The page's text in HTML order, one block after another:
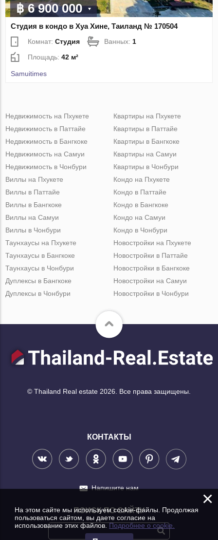
฿ 6 900 000
Студия в кондо в Хуа Хине, Таиланд № 170504
Комнат:Студия Ванных: 1
Площадь:42 м²
Samuitimes
Недвижимость на Пхукете
Недвижимость в Паттайе
Недвижимость в Бангкоке
Недвижимость на Самуи
Недвижимость в Чонбури
Квартиры на Пхукете
Квартиры в Паттайе
Квартиры в Бангкоке
Квартиры на Самуи
Квартиры в Чонбури
Виллы на Пхукете
Виллы в Паттайе
Виллы в Бангкоке
Виллы на Самуи
Виллы в Чонбури
Кондо на Пхукете
Кондо в Паттайе
Кондо в Бангкоке
Кондо на Самуи
Кондо в Чонбури
Таунхаусы на Пхукете
Таунхаусы в Бангкоке
Таунхаусы в Чонбури
Дуплексы в Бангкоке
Дуплексы в Чонбури
Новостройки на Пхукете
Новостройки в Паттайе
Новостройки в Бангкоке
Новостройки на Самуи
Новостройки в Чонбури
© Thailand Real estate 2026. Все права защищены.
КОНТАКТЫ
Напишите нам
ПОИСК ПО САЙТУ
×
На этом сайте мы используем cookie-файлы. Продолжая
пользоваться сайтом, вы даете согласие на
использование этих файлов.Подробнее о cookie.